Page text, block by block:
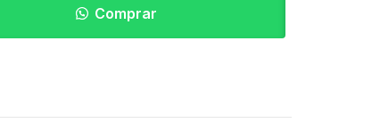
Comprar